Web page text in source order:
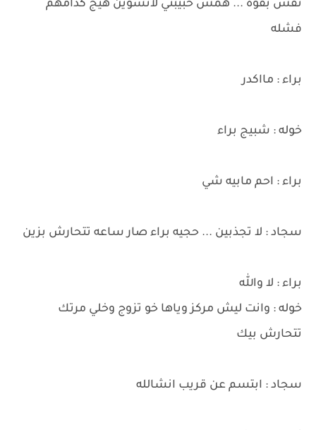
نفس بقوه ... همس حبيبتي لاتسوين هيج كدامهم
فشله
براء : مااكدر
خوله : شبيج براء
براء : احم مابيه شي
سجاد : لا تجذبين ... حجيه براء صار ساعه تتحارش بزين
براء : لا والله
خوله : وانت ليش مركز وياها خو تزوج وخلي مرتك
تتحارش بيك
سجاد : ابتسم عن قريب انشالله